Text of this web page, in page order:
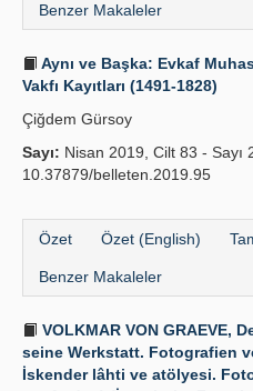
Benzer Makaleler
Aynı ve Başka: Evkaf
Vakfı Kayıtları (1491-1828)
Çiğdem Gürsoy
Sayı: Nisan 2019, Cilt 83 - Sayı
10.37879/belleten.2019.95
Özet Özet (English)
Benzer Makaleler
VOLKMAR VON GRAEVE,
seine Werkstatt. Fotografien
İskender lâhti ve atölyesi.